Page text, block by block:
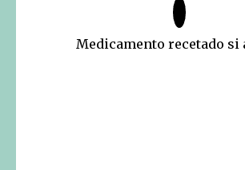
Medicamento recetado si